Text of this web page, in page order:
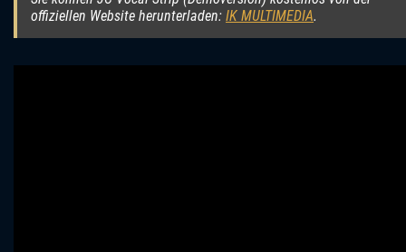
offiziellen Website herunterladen: IK MULTIMEDIA.